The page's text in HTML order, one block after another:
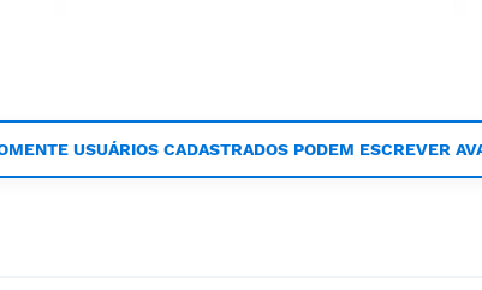
USUÁRIOS CADASTRADOS PODEM ESCREVER